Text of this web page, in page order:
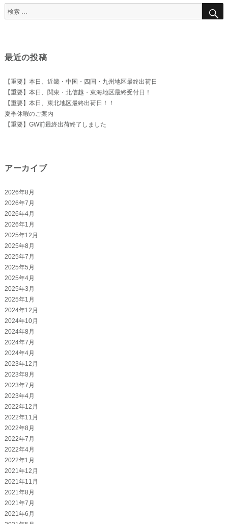
検
索
最近の投稿
【重要】本日、近畿・中国・四国・九州地区最終出荷日
【重要】本日、関東・北信越・東海地区最終受付日！
【重要】本日、東北地区最終出荷日！！
夏季休暇のご案内
【重要】GW前最終出荷終了しました
アーカイブ
2026年8月
2026年7月
2026年4月
2026年1月
2025年12月
2025年8月
2025年7月
2025年5月
2025年4月
2025年3月
2025年1月
2024年12月
2024年10月
2024年8月
2024年7月
2024年4月
2023年12月
2023年8月
2023年7月
2023年4月
2022年12月
2022年11月
2022年8月
2022年7月
2022年4月
2022年1月
2021年12月
2021年11月
2021年8月
2021年7月
2021年6月